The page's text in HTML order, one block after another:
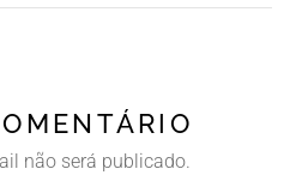
não será publicado.